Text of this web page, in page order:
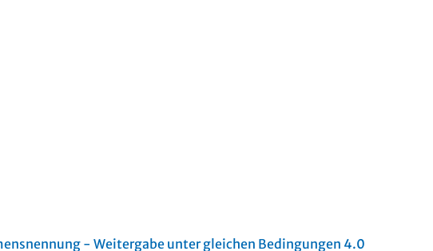
- Weitergabe unter gleichen Bedingungen 4.0